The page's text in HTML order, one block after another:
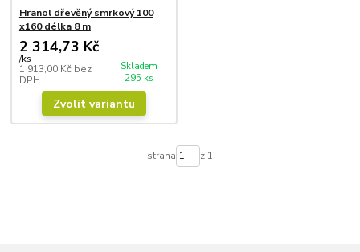
Hranol dřevěný smrkový 100
x160 délka 8 m
2 314,73 Kč
/ks
1 913,00 Kč bez
DPH
Skladem
295 ks
Zvolit variantu
strana z 1